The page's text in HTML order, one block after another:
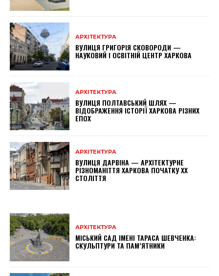
АРХІТЕКТУРА
ВУЛИЦЯ ГРИГОРІЯ СКОВОРОДИ —
НАУКОВИЙ І ОСВІТНІЙ ЦЕНТР ХАРКОВА
АРХІТЕКТУРА
ВУЛИЦЯ ПОЛТАВСЬКИЙ ШЛЯХ —
ВІДОБРАЖЕННЯ ІСТОРІЇ ХАРКОВА РІЗНИХ
ЕПОХ
АРХІТЕКТУРА
ВУЛИЦЯ ДАРВІНА — АРХІТЕКТУРНЕ
РІЗНОМАНІТТЯ ХАРКОВА ПОЧАТКУ XX
СТОЛІТТЯ
АРХІТЕКТУРА
МІСЬКИЙ САД ІМЕНІ ТАРАСА ШЕВЧЕНКА:
СКУЛЬПТУРИ ТА ПАМ’ЯТНИКИ